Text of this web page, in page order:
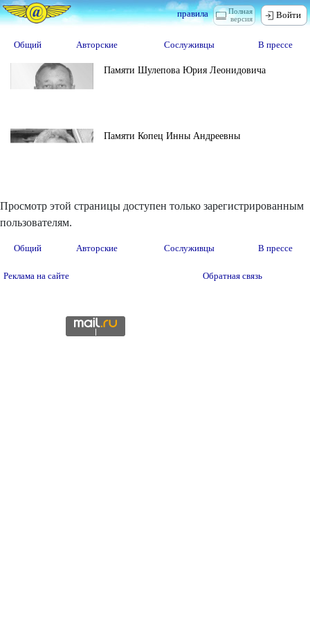
Полная
версия
правила Войти
Общий Авторские Сослуживцы В прессе
Памяти Шулепова Юрия Леонидовича
Памяти Копец Инны Андреевны
Просмотр этой страницы доступен только зарегистрированным
пользователям.
Общий Авторские Сослуживцы В прессе
Реклама на сайте Обратная связь